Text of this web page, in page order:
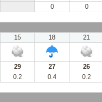
0 0
15 18
21
29 27
26
0.2 0.4 0.2